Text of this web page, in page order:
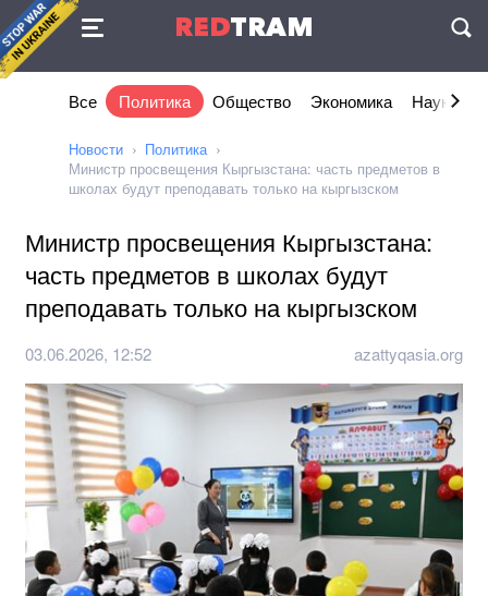
REDTRAM
Соглашение
Все Политика Общество Экономика Наука и IT
Новости
Политика
Министр просвещения Кыргызстана: часть предметов в
школах будут преподавать только на кыргызском
Министр просвещения Кыргызстана:
часть предметов в школах будут
преподавать только на кыргызском
03.06.2026, 12:52 azattyqasia.org